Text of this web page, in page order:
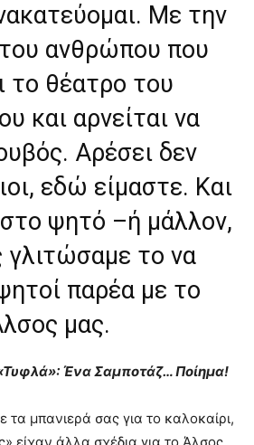
Με την
του ανθρώπου που
το θέατρο του
και αρνείται να
Αρέσει δεν
εδώ είμαστε. ​Και
ψητό –ή μάλλον,
το να
παρέα με το
μας.
Ένα Σαμποτάζ… Ποίημα!
τα μπανιερά σας για το καλοκαίρι,